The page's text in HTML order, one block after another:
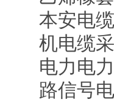
本安电
机电缆
电力电
路信号